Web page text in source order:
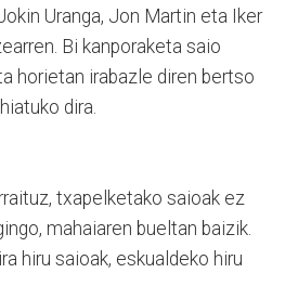
Uranga, Jon Martin eta Iker
Bi kanporaketa saio
horietan irabazle diren bertso
dira.
txapelketako saioak ez
mahaiaren bueltan baizik.
hiru saioak, eskualdeko hiru